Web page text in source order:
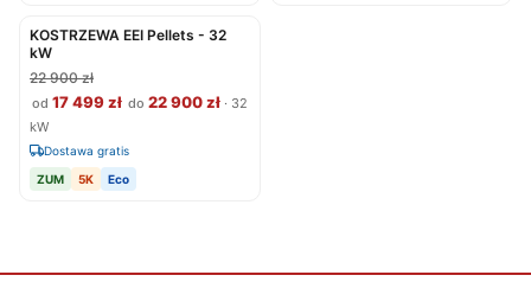
KOSTRZEWA EEI Pellets - 32
kW
22 900 zł
od 17 499 zł do 22 900 zł · 32
kW
Dostawa gratis
ZUM
5K Eco